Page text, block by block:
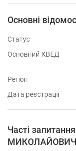
Основні
Статус
Основний КВЕД
Регіон
Дата реєстрації
Часті
МИКОЛАЙОВИЧ